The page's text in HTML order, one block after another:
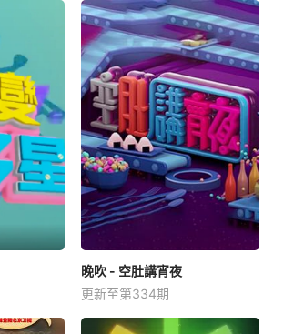
晚吹 - 空肚講宵夜
更新至第334期